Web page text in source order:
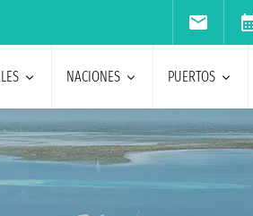
NACIONES PUERTOS